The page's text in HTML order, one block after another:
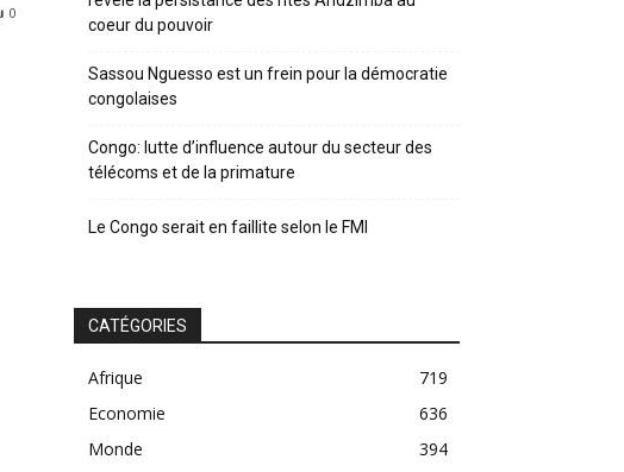
0
coeur du pouvoir
Sassou Nguesso est un frein pour la démocratie
congolaises
Congo: lutte d’influence autour du secteur des
télécoms et de la primature
Le Congo serait en faillite selon le FMI
CATÉGORIES
Afrique
719
Economie
636
Monde
394